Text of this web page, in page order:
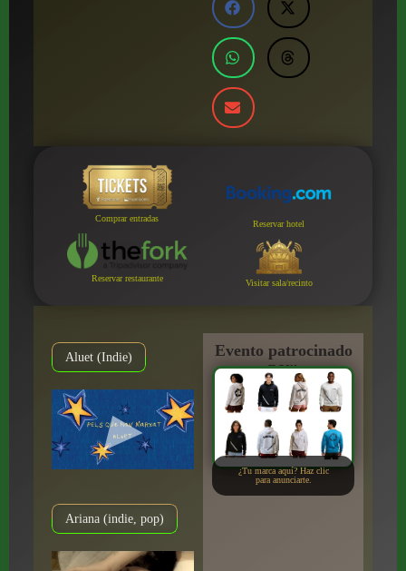
Comprar entradas
Reservar hotel
Reservar restaurante Visitar sala/recinto
Aluet (Indie)
Ariana (indie, pop)
Evento patrocinado
por:
¿Tu marca aquí? Haz clic
para anunciarte.